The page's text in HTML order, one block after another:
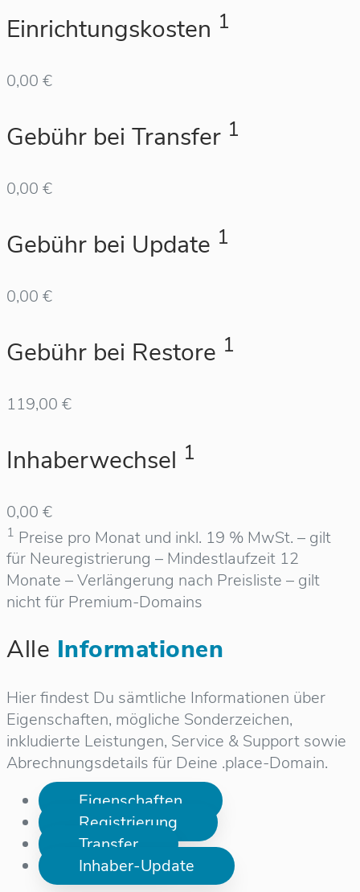
Einrichtungskosten 1
0,00 €
Gebühr bei Transfer 1
0,00 €
Gebühr bei Update 1
0,00 €
Gebühr bei Restore 1
119,00 €
Inhaberwechsel 1
0,00 €
1 Preise pro Monat und inkl. 19 % MwSt. – gilt
für Neuregistrierung – Mindestlaufzeit 12
Monate – Verlängerung nach Preisliste – gilt
nicht für Premium-Domains
Alle Informationen
Hier findest Du sämtliche Informationen über
Eigenschaften, mögliche Sonderzeichen,
inkludierte Leistungen, Service & Support sowie
Abrechnungsdetails für Deine .place-Domain.
Eigenschaften
Registrierung
Transfer
Inhaber-Update